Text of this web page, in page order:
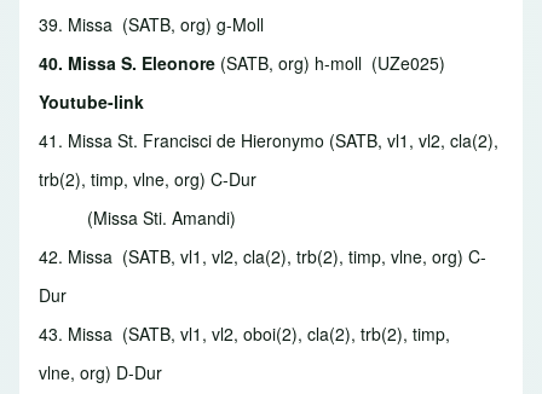
39. Missa (SATB, org) g-Moll
40. Missa S. Eleonore (SATB, org) h-moll (UZe025)
Youtube-link
41. Missa St. Francisci de Hieronymo (SATB, vl1, vl2, cla(2),
trb(2), timp, vlne, org) C-Dur
(Missa Sti. Amandi)
42. Missa (SATB, vl1, vl2, cla(2), trb(2), timp, vlne, org) C-
Dur
43. Missa (SATB, vl1, vl2, oboi(2), cla(2), trb(2), timp,
vlne, org) D-Dur